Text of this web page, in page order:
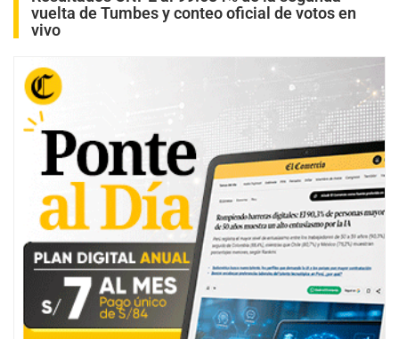
vuelta de Tumbes y conteo oficial de votos en
vivo